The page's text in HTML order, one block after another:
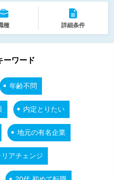
種 詳細条件
ーワード
年齢不問
内定とりたい
地元の有名企業
リアチェンジ